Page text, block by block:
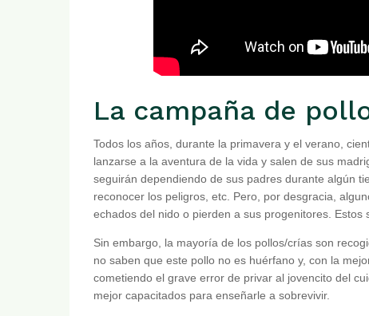
La campaña de
Todos los años, durante la primavera y el verano,
lanzarse a la aventura de la vida y salen de sus
seguirán dependiendo de sus padres durante algún
reconocer los peligros, etc. Pero, por desgracia,
echados del nido o pierden a sus progenitores. Estos
Sin embargo, la mayoría de los pollos/crías son
no saben que este pollo no es huérfano y, con la
cometiendo el grave error de privar al jovencito del
mejor capacitados para enseñarle a sobrevivir.